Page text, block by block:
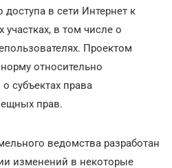
доступа в сети Интернет к
в том числе о
Проектом
относительно
субъектах права
прав.
ведомства разработан
изменений в некоторые